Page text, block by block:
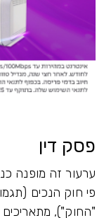
פסק דין
ערעור זה מופנה